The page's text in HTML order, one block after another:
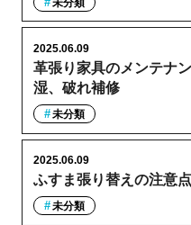
革張り家具のメンテナ
湿、破れ補修
2025.06.09
未分類
ふすま張り替えの注意
2025.06.09
未分類